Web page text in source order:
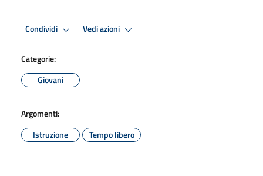
Condividi Vedi azioni
Categorie:
Giovani
Argomenti:
Istruzione
Tempo libero